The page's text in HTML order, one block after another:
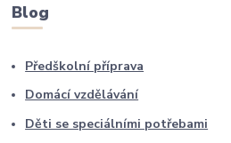
Blog
Předškolní příprava
Domácí vzdělávání
Děti se speciálními potřebami